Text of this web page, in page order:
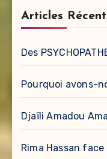
Articles
Des
Pourquoi avons-
Djaïli Amadou
Rima Hassan